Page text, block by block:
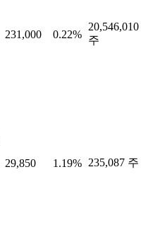
231,000 0.22%
20,546,010
주
29,850 1.19% 235,087 주